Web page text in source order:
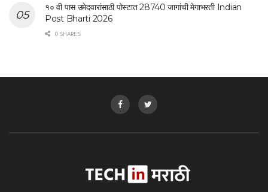
१० वी पास उमेदवारांसाठी पोस्टात 28740 जागांची मेगाभरती Indian
Post Bharti 2026
0 SHARES